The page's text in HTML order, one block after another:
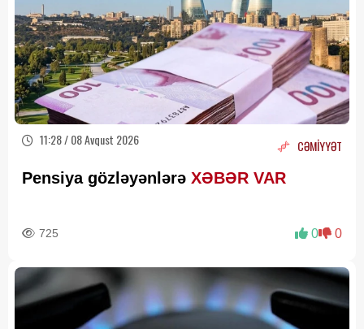
11:28 / 08 Avqust 2026 CƏMİYYƏT
Pensiya gözləyənlərə XƏBƏR VAR
725 0 0